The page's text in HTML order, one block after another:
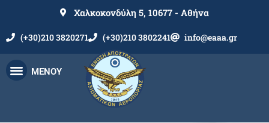
Χαλκοκονδύλη 5, 10677 - Αθήνα
(+30)210 3820271 (+30)210 3802241 info@eaaa.gr
ΜΕΝΟΥ